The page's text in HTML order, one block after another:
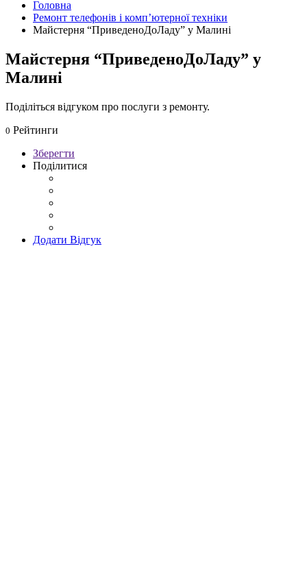
Головна
Ремонт телефонів і комп’ютерної техніки
Майстерня “ПриведеноДоЛаду” у Малині
Майстерня “ПриведеноДоЛаду” у
Малині
Поділіться відгуком про послуги з ремонту.
0 Рейтинги
Зберегти
Поділитися
Додати Відгук